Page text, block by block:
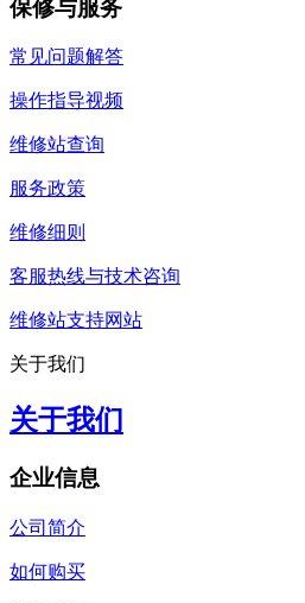
保修与服务
常见问题解答
操作指导视频
维修站查询
服务政策
维修细则
客服热线与技术咨询
维修站支持网站
关于我们
关于我们
企业信息
公司简介
如何购买